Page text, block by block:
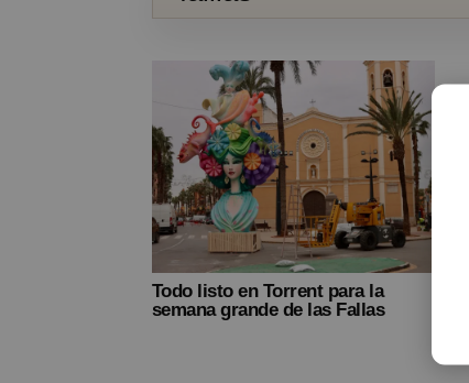
Todo listo en Torrent para la
semana grande de las Fallas